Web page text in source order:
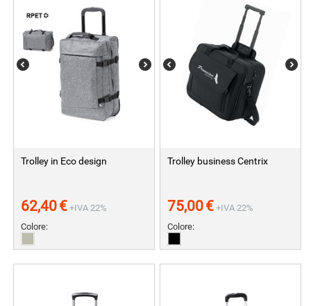
Trolley in Eco design
62,40€ +IVA 22%
Colore:
Trolley business Centrix
75,00€ +IVA 22%
Colore: